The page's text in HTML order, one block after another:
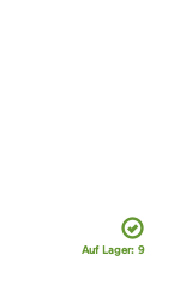
Auf Lager: 9